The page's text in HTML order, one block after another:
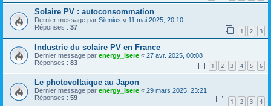
Solaire PV : autoconsommation
Dernier message par Silenius « 11 mai 2025, 20:10
Réponses : 37 1 2 3
Industrie du solaire PV en France
Dernier message par energy_isere « 27 avr. 2025, 00:08
Réponses : 83 1 2 3 4 5 6
Le photovoltaique au Japon
Dernier message par energy_isere « 29 mars 2025, 23:21
Réponses : 59 1 2 3 4